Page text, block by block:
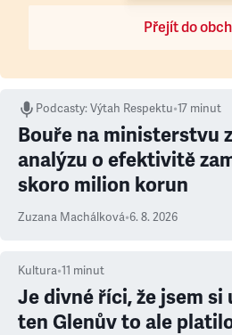
Přejít do
Podcasty:Výtah Respektu•17 minut
Bouře na ministerstvu
analýzu o efektivitě
skoro milion korun
Zuzana Machálková•6. 8. 2026
Kultura•11 minut
Je divné říci, že jsem si
ten Glenův to ale